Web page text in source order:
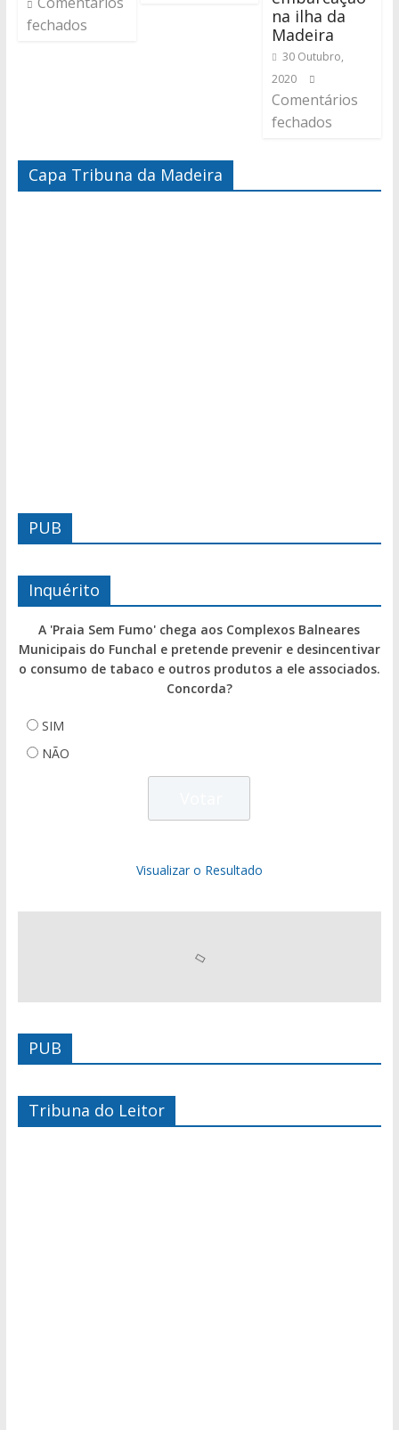
fechados
na ilha da
Madeira
30 Outubro,
2020
Comentários
fechados
Capa Tribuna da Madeira
PUB
Inquérito
A 'Praia Sem Fumo' chega aos Complexos Balneares
Municipais do Funchal e pretende prevenir e desincentivar
o consumo de tabaco e outros produtos a ele associados.
Concorda?
SIM
NÃO
Visualizar o Resultado
PUB
Tribuna do Leitor